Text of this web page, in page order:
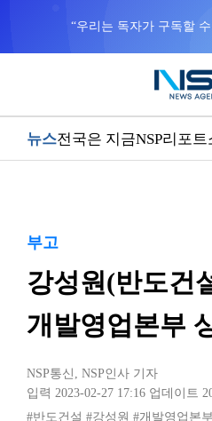
“우리는 독자가 구독할
뉴스전국은 지금NSP리포트
부고
강성원(반도건
개발영업본부
NSP통신 , NSP인사 기자
입력 2023-02-27 17:16 업데이트
#반도건설 #강성원 #개발영업본부